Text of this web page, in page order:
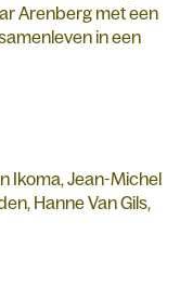
Arenberg met een
in een
Ikoma, Jean-Michel
Hanne Van Gils,